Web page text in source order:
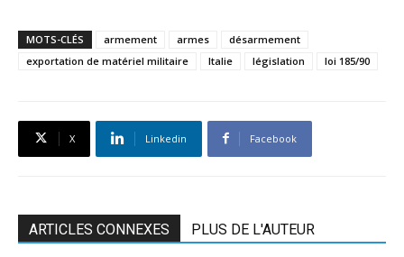
MOTS-CLÉS armement armes
désarmement
exportation de matériel militaire
Italie législation loi 185/90
X Linkedin Facebook
ARTICLES CONNEXES PLUS DE L'AUTEUR